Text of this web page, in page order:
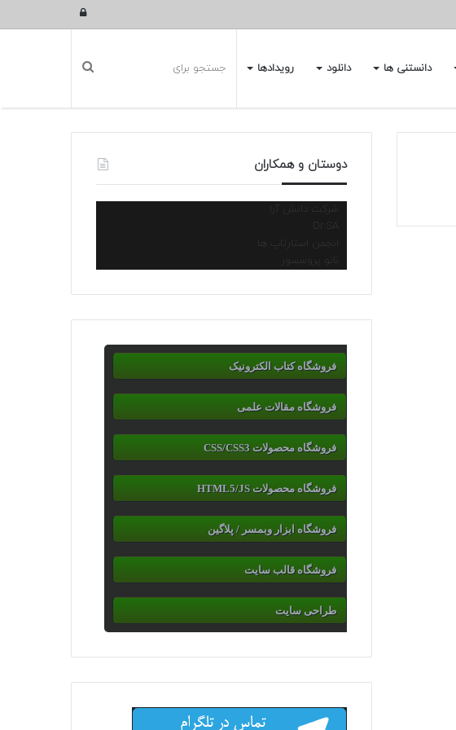
ورود
دانستنی ها دانلود رویدادها
دوستان و همکاران
شرکت دانش آرا
انجمن استارتاپ ها
نانو پروسسور
فروشگاه کتاب الکترونیک
فروشگاه مقالات علمی
فروشگاه محصولات CSS/CSS3
فروشگاه محصولات HTML5/JS
فروشگاه ابزار وبمسر / پلاگین
فروشگاه قالب سایت
طراحی سایت